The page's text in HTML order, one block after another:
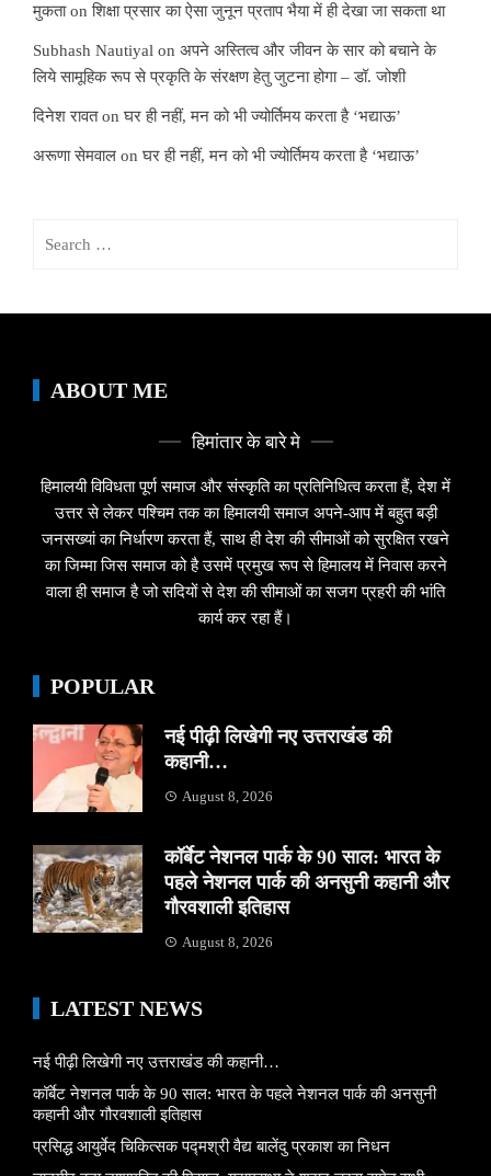
मुकताonशिक्षा प्रसार का ऐसा जुनून प्रताप भैया में ही देखा जा सकता था
Subhash Nautiyal on अपने अस्तित्व और जीवन के सार को बचाने के
लिये सामूहिक रूप से प्रकृति के संरक्षण हेतु जुटना होगा – डॉ. जोशी
दिनेश रावतonघर ही नहीं, मन को भी ज्योर्तिमय करता है ‘भद्याऊ’
अरूणा सेमवाल onघर ही नहीं, मन को भी ज्योर्तिमय करता है ‘भद्याऊ’
ABOUT ME
हिमांतार के बारे मे
हिमालयी विविधता पूर्ण समाज और संस्कृति का प्रतिनिधित्व करता हैं, देश में
उत्तर से लेकर पश्चिम तक का हिमालयी समाज अपने-आप में बहुत बड़ी
जनसख्यां का निर्धारण करता हैं, साथ ही देश की सीमाओं को सुरक्षित रखने
का जिम्मा जिस समाज को है उसमें प्रमुख रूप से हिमालय में निवास करने
वाला ही समाज है जो सदियों से देश की सीमाओं का सजग प्रहरी की भांति
कार्य कर रहा हैं।
POPULAR
नई पीढ़ी लिखेगी नए उत्तराखंड की
कहानी…
August 8, 2026
कॉर्बेट नेशनल पार्क के 90 साल: भारत के
पहले नेशनल पार्क की अनसुनी कहानी और
गौरवशाली इतिहास
August 8, 2026
LATEST NEWS
नई पीढ़ी लिखेगी नए उत्तराखंड की कहानी…
कॉर्बेट नेशनल पार्क के 90 साल: भारत के पहले नेशनल पार्क की अनसुनी
कहानी और गौरवशाली इतिहास
प्रसिद्ध आयुर्वेद चिकित्सक पद्मश्री वैद्य बालेंदु प्रकाश का निधन